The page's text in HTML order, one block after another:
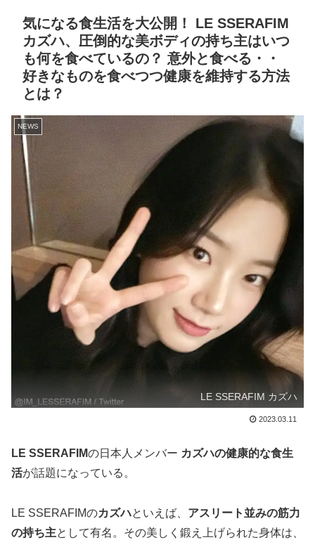
気になる食生活を大公開！ LE SSERAFIM
カズハ、圧倒的な美ボディの持ち主はいつ
も何を食べているの？ 意外と食べる・・
好きなものを食べつつ健康を維持する方法
とは？
NEWS
LE SSERAFIM カズハ
2023.03.11
LE SSERAFIMの日本人メンバー カズハの健康的な食生
活が話題になっている。
LE SSERAFIMのカズハといえば、 アスリート並みの筋力
の持ち主として有名。その美しく鍛え上げられた身体は、